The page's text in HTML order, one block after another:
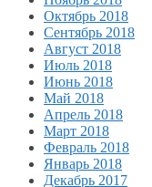
Октябрь 2018
Сентябрь 2018
Август 2018
Июль 2018
Июнь 2018
Май 2018
Апрель 2018
Март 2018
Февраль 2018
Январь 2018
Декабрь 2017